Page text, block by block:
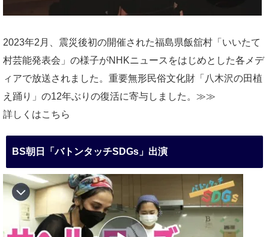
2023年2月、震災後初の開催された福島県飯舘村「いいたて
村芸能発表会」の様子がNHKニュースをはじめとした各メデ
ィアで放送されました。重要無形民俗文化財「八木沢の田植
え踊り」の12年ぶりの復活に寄与しました。≫≫
詳しくはこちら
BS朝日「バトンタッチSDGs」出演